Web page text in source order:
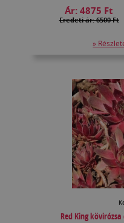
Ár:4875 Ft
Eredeti ár: 6500 Ft
»
Red King